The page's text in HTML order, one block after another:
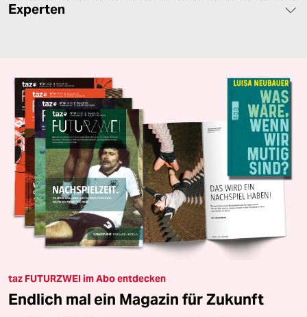
Experten
taz FUTURZWEI im Abo entdecken
Endlich mal ein Magazin für Zukunft